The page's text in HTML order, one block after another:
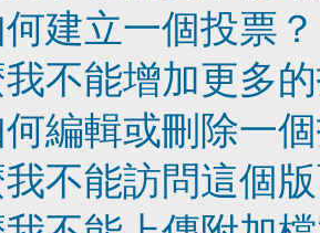
建立一個投票？
不能增加更多
編輯或刪除一
不能訪問這個